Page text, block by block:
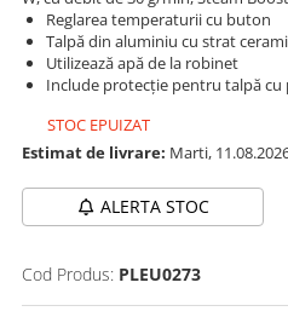
Reglarea temperaturii cu buton
Talpă din aluminiu cu strat
Utilizează apă de la robinet
Include protecție pentru talpă cu
STOC EPUIZAT
Estimat de livrare: Marti,
ALERTA STOC
Cod Produs: PLEU0273